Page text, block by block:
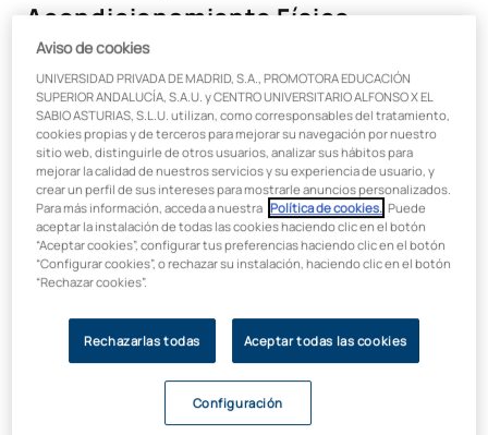
Acondicionamiento Físico
Entrenador personal
Una de las opciones más populares para unTécnico Superior
en Acondicionamiento Físicoes trabajar como entrenador
personal. En este rol, diseñarásprogramas de ejercicios
individualizados, motivarás a tus clientes y les ayudarás a
alcanzar sus objetivos de forma segura y eficaz. Puedes
trabajar tanto en gimnasios como de forma independiente, lo
que te ofrece gran flexibilidad.
Los centros deportivos necesitan profesionales cualificados
que supervisen las salas de musculación y máquinas. Como
técnico de sala, tu trabajo consistirá en
resolver dudassobre ejercicios y
Aviso de cookies
UNIVERSIDAD PRIVADA DE MADRID, S.A., PROMOTORA EDUCACIÓN
SUPERIOR ANDALUCÍA, S.A.U. y CENTRO UNIVERSITARIO ALFONSO X EL
SABIO ASTURIAS, S.L.U. utilizan, como corresponsables del tratamiento,
cookies propias y de terceros para mejorar su navegación por nuestro
sitio web, distinguirle de otros usuarios, analizar sus hábitos para
mejorar la calidad de nuestros servicios y su experiencia de usuario, y
crear un perfil de sus intereses para mostrarle anuncios personalizados.
Para más información, acceda a nuestra Política de cookies. . Puede
aceptar la instalación de todas las cookies haciendo clic en el botón
“Aceptar cookies”, configurar tus preferencias haciendo clic en el botón
“Configurar cookies”, o rechazar su instalación, haciendo clic en el botón
“Rechazar cookies”.
Rechazarlas todas Aceptar todas las cookies
Configuración